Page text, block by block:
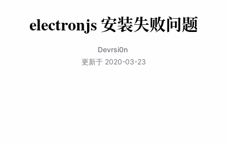
electronjs 安装失败问题
Devrsi0n
更新于 2020-03-23